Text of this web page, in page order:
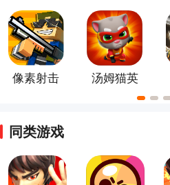
正版手游
什游戏
像素射击
汤姆猫英
雄跑酷手
同类游戏